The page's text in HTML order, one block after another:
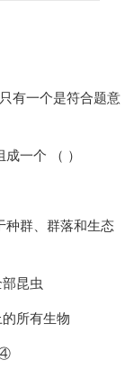
有一个是符合题意
一个 （ ）
种群、群落和生态
昆虫
所有生物